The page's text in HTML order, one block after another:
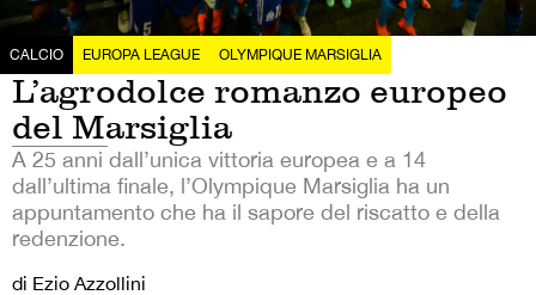
CALCIO EUROPA LEAGUE OLYMPIQUE MARSIGLIA
L’agrodolce romanzo europeo
del Marsiglia
A 25 anni dall’unica vittoria europea e a 14
dall’ultima finale, l’Olympique Marsiglia ha un
appuntamento che ha il sapore del riscatto e della
redenzione.
di Ezio Azzollini